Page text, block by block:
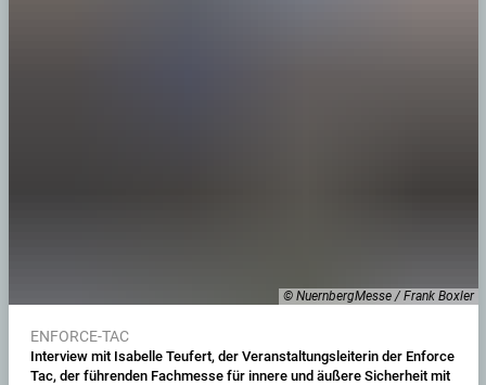
© NuernbergMesse / Frank Boxler
ENFORCE-TAC
Interview mit Isabelle Teufert, der Veranstaltungsleiterin der Enforce
Tac, der führenden Fachmesse für innere und äußere Sicherheit mit